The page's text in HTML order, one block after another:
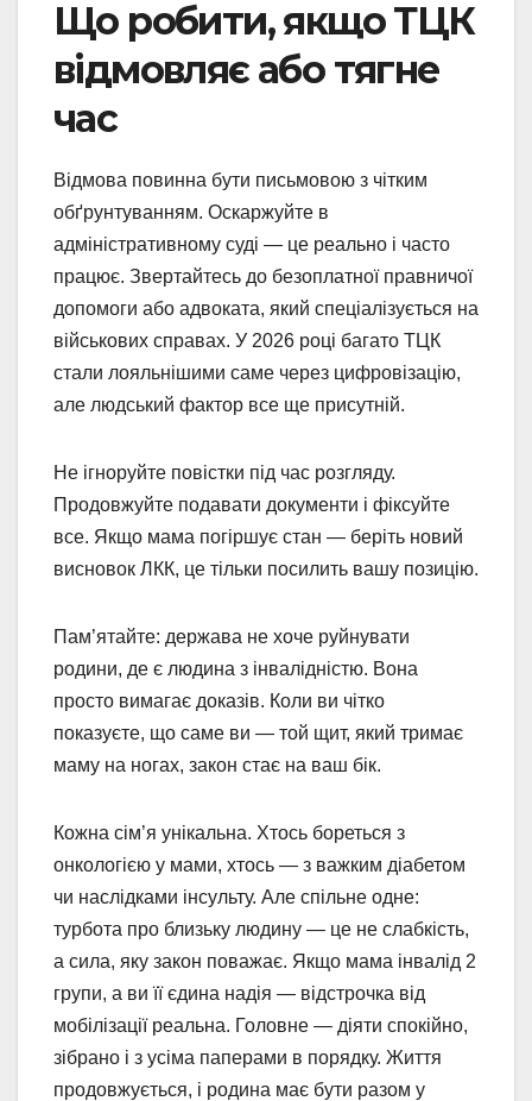
Що робити, якщо ТЦК
відмовляє або тягне
час
Відмова повинна бути письмовою з чітким
обґрунтуванням. Оскаржуйте в
адміністративному суді — це реально і часто
працює. Звертайтесь до безоплатної правничої
допомоги або адвоката, який спеціалізується на
військових справах. У 2026 році багато ТЦК
стали лояльнішими саме через цифровізацію,
але людський фактор все ще присутній.
Не ігноруйте повістки під час розгляду.
Продовжуйте подавати документи і фіксуйте
все. Якщо мама погіршує стан — беріть новий
висновок ЛКК, це тільки посилить вашу позицію.
Пам’ятайте: держава не хоче руйнувати
родини, де є людина з інвалідністю. Вона
просто вимагає доказів. Коли ви чітко
показуєте, що саме ви — той щит, який тримає
маму на ногах, закон стає на ваш бік.
Кожна сім’я унікальна. Хтось бореться з
онкологією у мами, хтось — з важким діабетом
чи наслідками інсульту. Але спільне одне:
турбота про близьку людину — це не слабкість,
а сила, яку закон поважає. Якщо мама інвалід 2
групи, а ви її єдина надія — відстрочка від
мобілізації реальна. Головне — діяти спокійно,
зібрано і з усіма паперами в порядку. Життя
продовжується, і родина має бути разом у